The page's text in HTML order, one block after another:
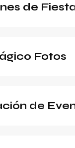
de
Fotos
de